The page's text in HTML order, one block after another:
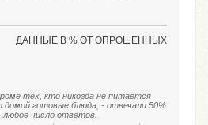
ДАННЫЕ В % ОТ ОПРОШЕННЫХ
тех, кто никогда не питается
домой готовые блюда, - отвечали 50%
любое число ответов.